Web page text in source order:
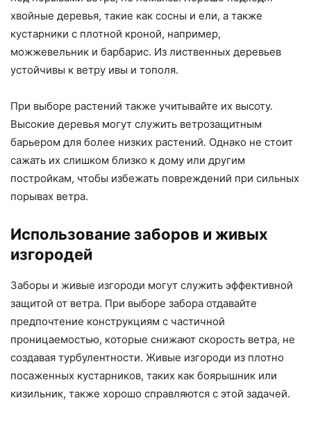
хвойные деревья, такие как сосны и ели, а также
кустарники с плотной кроной, например,
можжевельник и барбарис. Из лиственных деревьев
устойчивы к ветру ивы и тополя.
При выборе растений также учитывайте их высоту.
Высокие деревья могут служить ветрозащитным
барьером для более низких растений. Однако не стоит
сажать их слишком близко к дому или другим
постройкам, чтобы избежать повреждений при сильных
порывах ветра.
Использование заборов и живых
изгородей
Заборы и живые изгороди могут служить эффективной
защитой от ветра. При выборе забора отдавайте
предпочтение конструкциям с частичной
проницаемостью, которые снижают скорость ветра, не
создавая турбулентности. Живые изгороди из плотно
посаженных кустарников, таких как боярышник или
кизильник, также хорошо справляются с этой задачей.